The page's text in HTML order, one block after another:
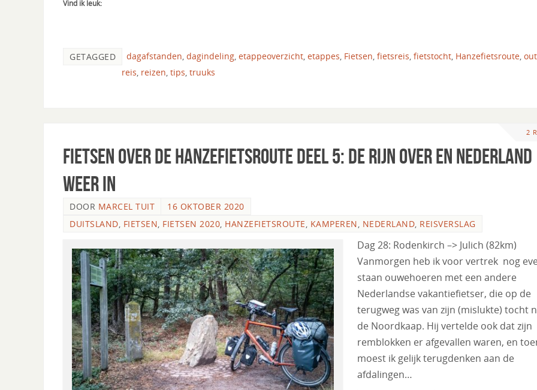
Vind ik leuk:
GETAGGED dagafstanden, dagindeling, etappeoverzicht, etappes, Fietsen, fietsreis, fietstocht, Hanzefietsroute,
reis, reizen, tips, truuks
2
Fietsen over de Hanzefietsroute deel 5: de Rijn over en Nederland
weer in
DOOR MARCEL TUIT
16 OKTOBER 2020
DUITSLAND FIETSEN FIETSEN 2020 HANZEFIETSROUTE KAMPEREN NEDERLAND REISVERSLAG
Dag 28: Rodenkirch –> Julich (82km)
Vanmorgen heb ik voor vertrek nog
staan ouwehoeren met een andere
Nederlandse vakantiefietser, die op de
terugweg was van zijn (mislukte) tocht
de Noordkaap. Hij vertelde ook dat zijn
remblokken er afgevallen waren, en
moest ik gelijk terugdenken aan de
afdalingen…